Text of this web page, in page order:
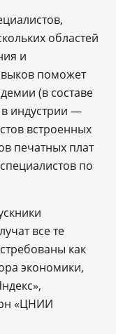
областей
и
поможет
(в составе
индустрии —
встроенных
печатных плат
по
все те
как
экономики,
«ЦНИИ